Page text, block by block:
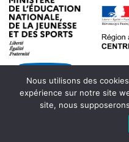
Nous utilisons des
expérience sur notre site
site, nous